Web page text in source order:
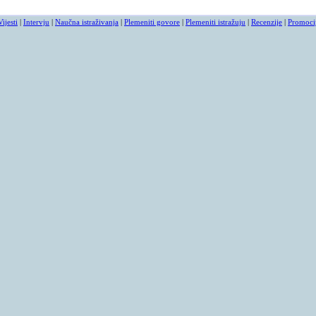
| Intervju | Naučna istraživanja | Plemeniti govore | Plemeniti istražuju | Recenzije |